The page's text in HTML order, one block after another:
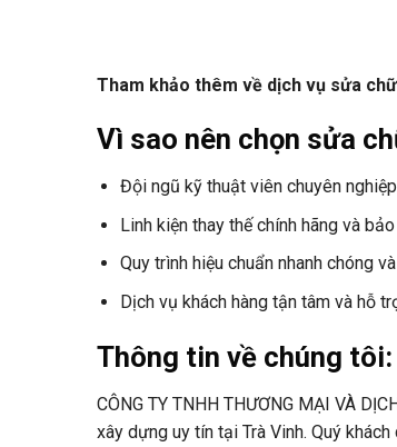
Tham khảo thêm về dịch vụ sửa
Vì sao nên chọn sửa
Đội ngũ kỹ thuật viên chuyên
Linh kiện thay thế chính hãng và
Quy trình hiệu chuẩn nhanh chóng
Dịch vụ khách hàng tận tâm và hỗ
Thông tin về chúng tôi:
CÔNG TY TNHH THƯƠNG MẠI VÀ
xây dựng uy tín tại Trà Vinh. Quý